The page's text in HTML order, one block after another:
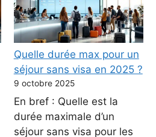
Quelle durée max pour un
séjour sans visa en 2025 ?
9 octobre 2025
En bref : Quelle est la
durée maximale d’un
séjour sans visa pour les